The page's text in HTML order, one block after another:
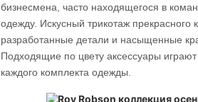
бизнесмена, часто находящегося в
одежду. Искусный трикотаж
разработанные детали и насыщенные
Подходящие по цвету аксессуары
каждого комплекта одежды.